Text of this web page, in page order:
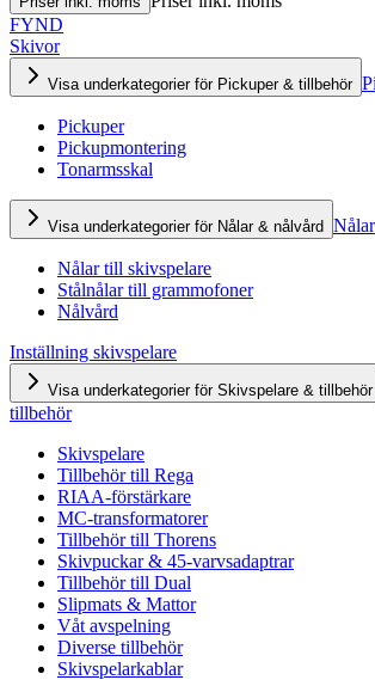
FYND
Skivor
Visa underkategorier för Pickuper & tillbehör
Pickuper
Pickupmontering
Tonarmsskal
Visa underkategorier för Nålar & nålvård
Nålar till skivspelare
Stålnålar till grammofoner
Nålvård
Inställning skivspelare
Visa underkategorier för Skivspelare & tillbehör
tillbehör
Skivspelare
Tillbehör till Rega
RIAA-förstärkare
MC-transformatorer
Tillbehör till Thorens
Skivpuckar & 45-varvsadaptrar
Tillbehör till Dual
Slipmats & Mattor
Våt avspelning
Diverse tillbehör
Skivspelarkablar